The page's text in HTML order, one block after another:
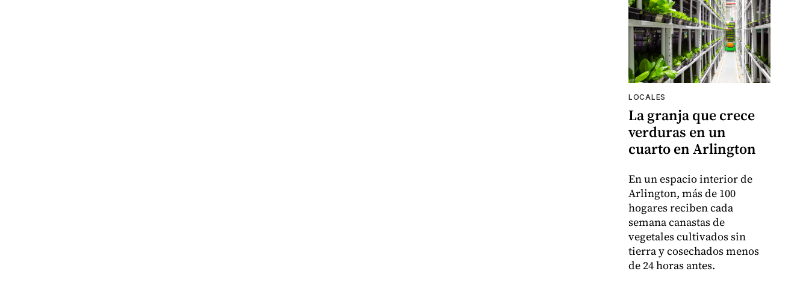
LOCALES
La granja que crece
verduras en un
cuarto en Arlington
En un espacio interior de
Arlington, más de 100
hogares reciben cada
semana canastas de
vegetales cultivados sin
tierra y cosechados menos
de 24 horas antes.